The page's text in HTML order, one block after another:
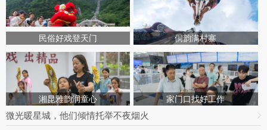
民俗好戏登天门 侗韵满村寨
湘昆雅韵润童心 家门口找好工作
微光暖星城，他们倾情托举不夜烟火